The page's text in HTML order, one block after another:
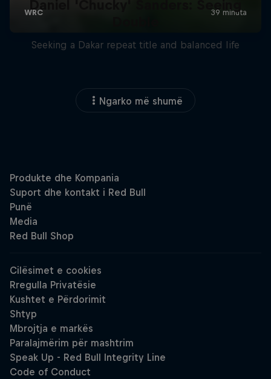
Seeking a Dakar repeat title and balanced life
Ngarko më shumë